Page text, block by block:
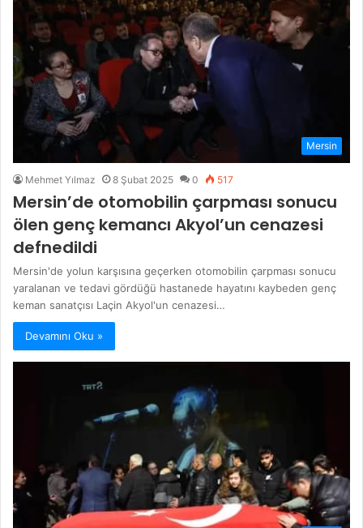
Mersin
Mehmet Yılmaz 8 Şubat 2025 0 517
Mersin’de otomobilin çarpması sonucu
ölen genç kemancı Akyol’un cenazesi
defnedildi
Mersin'de yolun karşısına geçerken otomobilin çarpması sonucu
yaralanan ve tedavi gördüğü hastanede hayatını kaybeden genç
keman sanatçısı Laçin Akyol'un cenazesi…
Devamını Oku »